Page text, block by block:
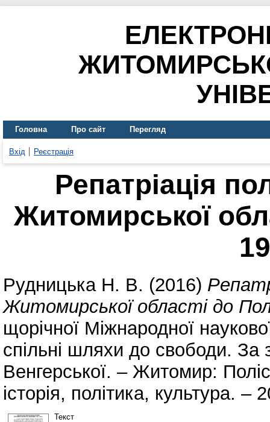
Головна Про сайт Перегляд
Вхід Реєстрація
Репатріація
Житомирської
Рудницька Н. В. (2016)
Житомирської області до
щорічної Міжнародної
спільні шляхи до свободи.
Венгерської. – Житомир:
історія, політика, культура.
Текст